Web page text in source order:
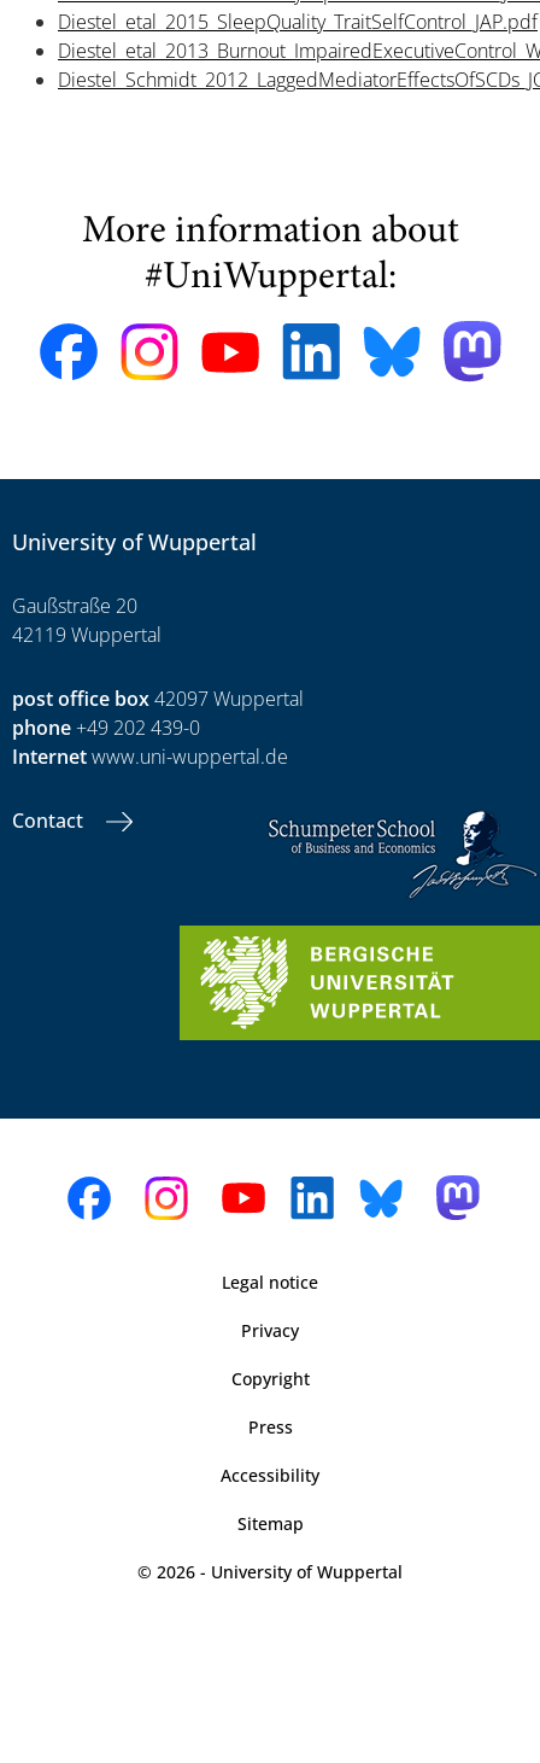
Diestel_etal_2015_SleepQuality_TraitSelfControl_JAP.pdf
More information about
#UniWuppertal:
University of Wuppertal
Gaußstraße 20
42119 Wuppertal
post office box42097 Wuppertal
phone+49 202 439-0
Internetwww.uni-wuppertal.de
Contact
Legal notice
Privacy
Copyright
Press
Accessibility
Sitemap
© 2026 - University of Wuppertal